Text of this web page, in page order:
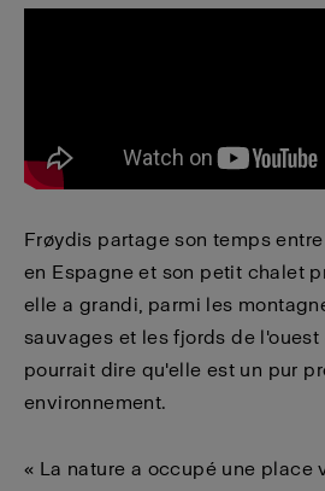
Frøydis partage son temps
en Espagne et son petit chalet
elle a grandi, parmi les
sauvages et les fjords de l'ouest
pourrait dire qu'elle est un pur
environnement.
« La nature a occupé une place